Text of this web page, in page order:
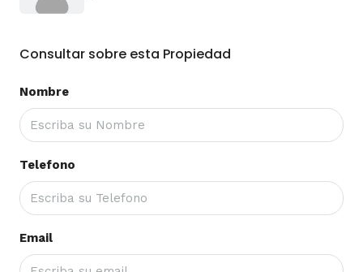
Consultar sobre esta Propiedad
Nombre
Telefono
Email